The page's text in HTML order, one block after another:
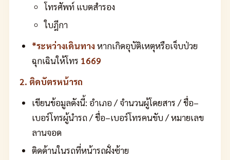
โทรศัพท์ แบตสำรอง
ใบฎีกา
*ระหว่างเดินทางหากเกิดอุบัติเหตุหรือเจ็บป่วย
ฉุกเฉินให้โทร 1669
2. ติดบัตรหน้ารถ
เขียนข้อมูลดังนี้: อำเภอ / จำนวนผู้โดยสาร / ชื่อ–
เบอร์โทรผู้นำรถ / ชื่อ–เบอร์โทรคนขับ / หมายเลข
ลานจอด
ติดด้านในรถที่หน้ารถฝั่งซ้าย